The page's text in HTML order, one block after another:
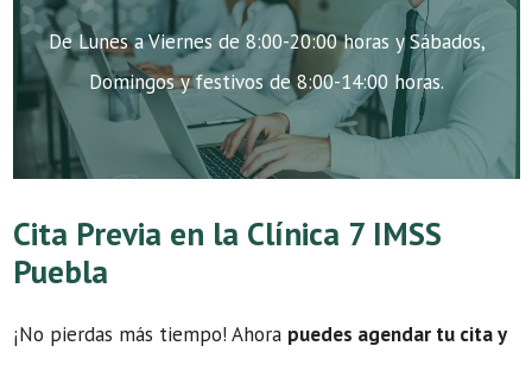
De Lunes a Viernes de 8:00-20:00 horas y Sábados,
Domingos y festivos de 8:00-14:00 horas.
Cita Previa en la Clínica 7 IMSS
Puebla
¡No pierdas más tiempo! Ahora puedes agendar tu cita y